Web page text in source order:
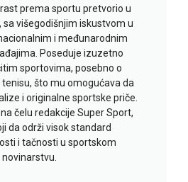
prema sportu pretvorio u
sa višegodišnjim iskustvom u
i međunarodnim
Poseduje izuzetno
sportovima, posebno o
što mu omogućava da
i originalne sportske priče.
čelu redakcije Super Sport,
da održi visok standard
i tačnosti u sportskom
novinarstvu.